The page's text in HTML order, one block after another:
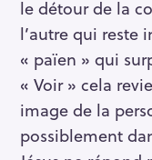
le détour de la
l’autre qui reste
« païen » qui
« Voir » cela
image de la
possiblement